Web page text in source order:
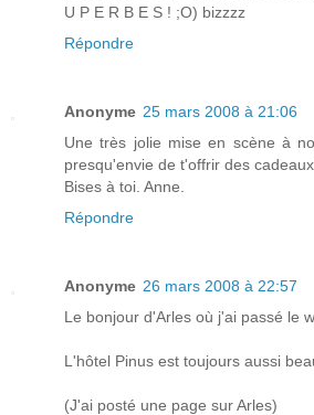
U P E R B E S ! ;O) bizzzz
Répondre
Anonyme 25 mars 2008 à 21:06
Une très jolie mise en scène à
presqu'envie de t'offrir des
Bises à toi. Anne.
Répondre
Anonyme 26 mars 2008 à 22:57
Le bonjour d'Arles où j'ai passé le
L'hôtel Pinus est toujours aussi
(J'ai posté une page sur Arles)